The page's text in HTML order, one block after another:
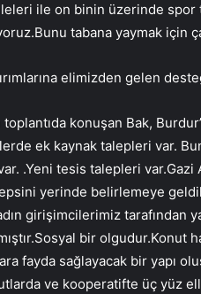
ile on binin üzerinde
tabana yaymak için
elimizden gelen
konuşan Bak,
ek kaynak talepleri var.
.Yeni tesis talepleri var.Gazi
yerinde belirlemeye
girişimcilerimiz tarafından
bir olgudur.Konut
fayda sağlayacak bir yapı
ve kooperatifte üç yüz elli